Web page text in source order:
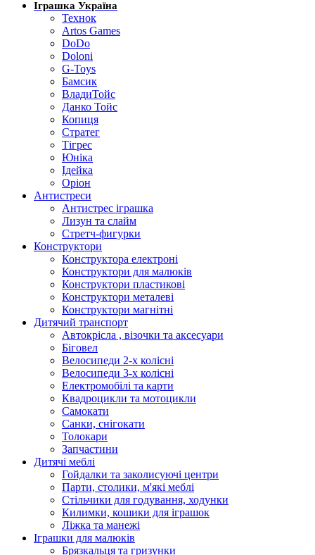
Іграшка Україна
Технок
Artos Games
DoDo
Doloni
G-Toys
Бамсик
ВладиТойс
Данко Тойс
Копиця
Стратег
Тігрес
Юніка
Ідейка
Оріон
Антистреси
Антистрес іграшка
Лизун та слайм
Стретч-фигурки
Конструктори
Конструктора електроні
Конструктори для малюків
Конструктори пластикові
Конструктори металеві
Конструктори магнітні
Дитячий транспорт
Автокрісла , візочки та аксесуари
Біговел
Велосипеди 2-х колісні
Велосипеди 3-х колісні
Електромобілі та карти
Квадроцикли та мотоцикли
Самокати
Санки, снігокати
Толокари
Запчастини
Дитячі меблі
Гойдалки та заколисуючі центри
Парти, столики, м'які меблі
Стільчики для годування, ходунки
Килимки, кошики для іграшок
Ліжка та манежі
Іграшки для малюків
Брязкальця та гризунки